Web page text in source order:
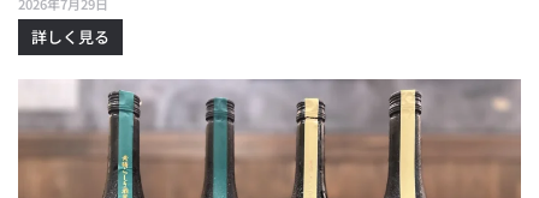
詳しく見る